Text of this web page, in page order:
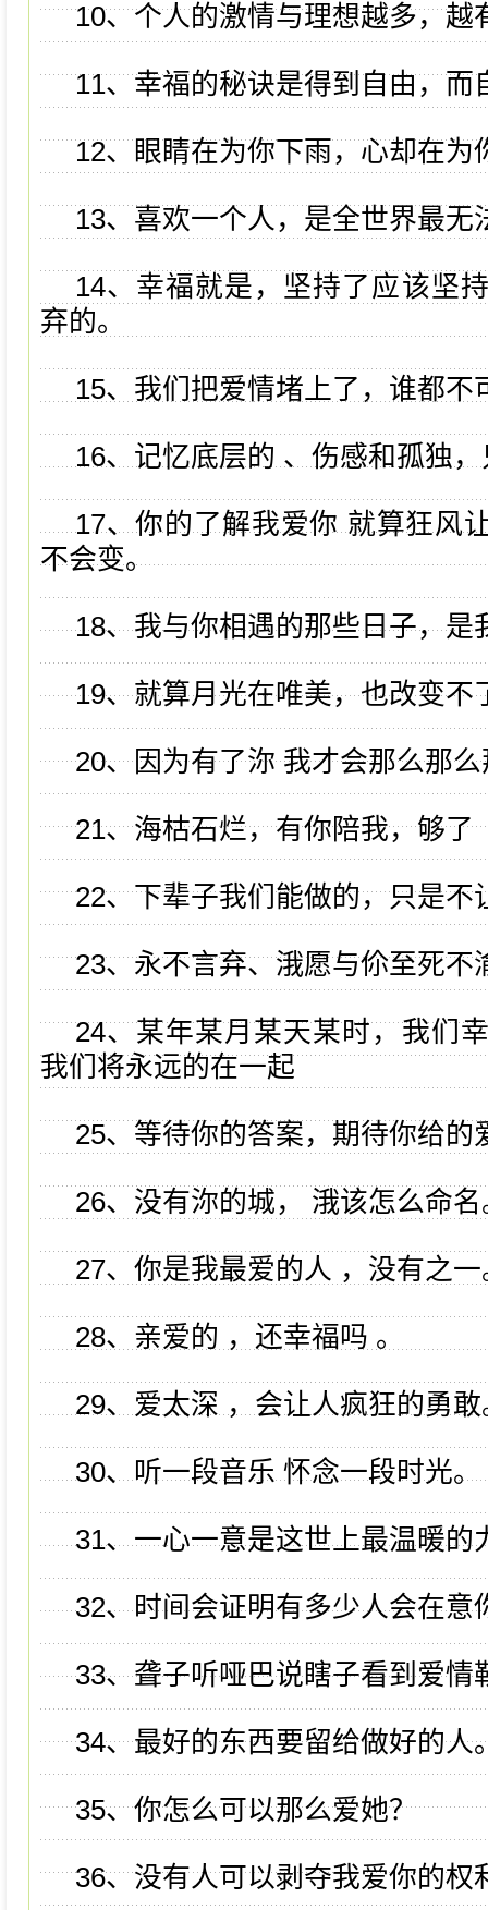
10、个人的激情与理想越多，越
11、幸福的秘诀是得到自由，而
12、眼睛在为你下雨，心却在为
13、喜欢一个人，是全世界最无
14、幸福就是，坚持了应该坚
弃的。
15、我们把爱情堵上了，谁都不
16、记忆底层的 、伤感和孤独
17、你的了解我爱你 就算狂风
不会变。
18、我与你相遇的那些日子，是
19、就算月光在唯美，也改变不
20、因为有了沵 我才会那么那
21、海枯石烂，有你陪我，够了
22、下辈子我们能做的，只是不
23、永不言弃、涐愿与伱至死不
24、某年某月某天某时，我们
我们将永远的在一起
25、等待你的答案，期待你给的
26、没有沵的城， 涐该怎么命名
27、你是我最爱的人 ，没有之一
28、亲爱的 ，还幸福吗 。
29、爱太深 ，会让人疯狂的勇敢
30、听一段音乐 怀念一段时光。
31、一心一意是这世上最温暖的
32、时间会证明有多少人会在意
33、聋子听哑巴说瞎子看到爱情
34、最好的东西要留给做好的人
35、你怎么可以那么爱她？
36、没有人可以剥夺我爱你的权